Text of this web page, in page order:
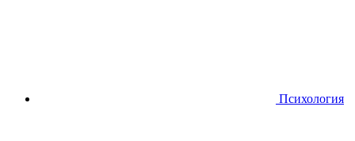
Психология